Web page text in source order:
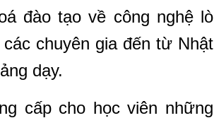
đào tạo về công nghệ lò
chuyên gia đến từ Nhật
dạy.
cấp cho học viên những